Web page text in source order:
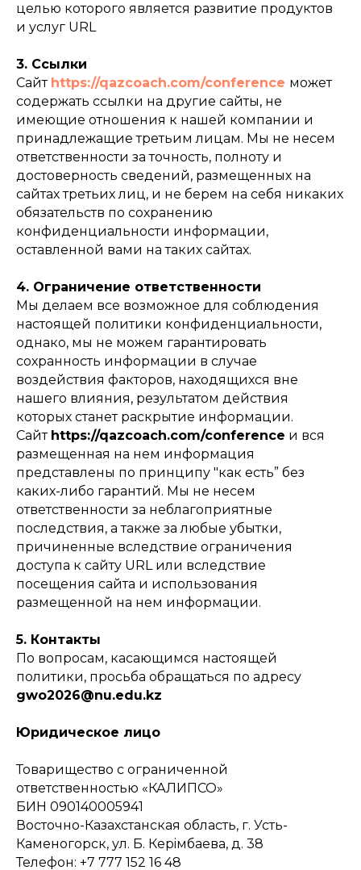
целью которого является развитие продуктов
и услуг URL
3. Ссылки
Сайт https://qazcoach.com/conference может
содержать ссылки на другие сайты, не
имеющие отношения к нашей компании и
принадлежащие третьим лицам. Мы не несем
ответственности за точность, полноту и
достоверность сведений, размещенных на
сайтах третьих лиц, и не берем на себя никаких
обязательств по сохранению
конфиденциальности информации,
оставленной вами на таких сайтах.
4. Ограничение ответственности
Мы делаем все возможное для соблюдения
настоящей политики конфиденциальности,
однако, мы не можем гарантировать
сохранность информации в случае
воздействия факторов, находящихся вне
нашего влияния, результатом действия
которых станет раскрытие информации.
Сайт https://qazcoach.com/conference и вся
размещенная на нем информация
представлены по принципу "как есть” без
каких-либо гарантий. Мы не несем
ответственности за неблагоприятные
последствия, а также за любые убытки,
причиненные вследствие ограничения
доступа к сайту URL или вследствие
посещения сайта и использования
размещенной на нем информации.
5. Контакты
По вопросам, касающимся настоящей
политики, просьба обращаться по адресу
gwo2026@nu.edu.kz
Юридическое лицо
Товарищество с ограниченной
ответственностью «КАЛИПСО»
БИН 090140005941
Восточно-Казахстанская область, г. Усть-
Каменогорск, ул. Б. Керiмбаева, д. 38
Телефон: +7 777 152 16 48